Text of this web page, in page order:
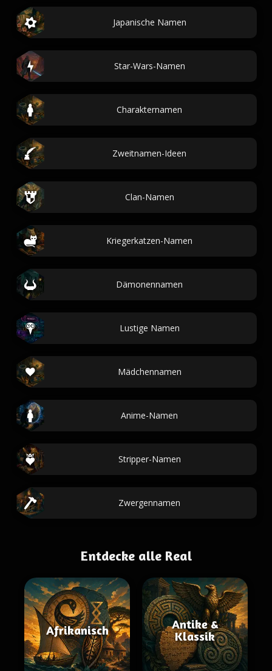
Japanische Namen
Star-Wars-Namen
Charakternamen
Zweitnamen-Ideen
Clan-Namen
Kriegerkatzen-Namen
Dämonennamen
Lustige Namen
Mädchennamen
Anime-Namen
Stripper-Namen
Zwergennamen
Entdecke alle Real
Afrikanisch
Antike &
Klassik